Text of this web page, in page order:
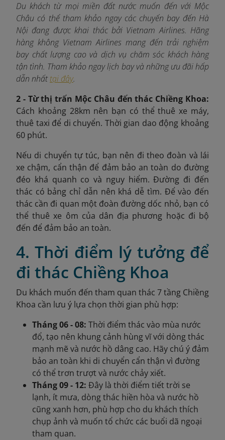
Du khách từ mọi miền đất nước muốn đến với Mộc
Châu có thể tham khảo ngay các chuyến bay đến Hà
Nội đang được khai thác bởi Vietnam Airlines. Hãng
hàng không Vietnam Airlines mang đến trải nghiệm
bay chất lượng cao và dịch vụ chăm sóc khách hàng
tận tình. Tham khảo ngay lịch bay và những ưu đãi hấp
dẫn nhất tại đây.
2 - Từ thị trấn Mộc Châu đến thác Chiềng Khoa:
Cách khoảng 28km nên bạn có thể thuê xe máy,
thuê taxi để di chuyển. Thời gian dao động khoảng
60 phút.
Nếu di chuyển tự túc, bạn nên đi theo đoàn và lái
xe chậm, cẩn thận để đảm bảo an toàn do đường
đéo khá quanh co và nguy hiểm. Đường đi đến
thác có bảng chỉ dẫn nên khá dễ tìm. Để vào đến
thác cần đi quan một đoàn đường dốc nhỏ, bạn có
thể thuê xe ôm của dân địa phương hoặc đi bộ
đến để đảm bảo an toàn.
4. Thời điểm lý tưởng để
đi thác Chiềng Khoa
Du khách muốn đến tham quan thác 7 tầng Chiềng
Khoa cần lưu ý lựa chọn thời gian phù hợp:
Tháng 06 - 08: Thời điểm thác vào mùa nước
đổ, tạo nên khung cảnh hùng vĩ với dòng thác
mạnh mẽ và nước hồ dâng cao. Hãy chú ý đảm
bảo an toàn khi di chuyển cẩn thận vì đường
có thể trơn trượt và nước chảy xiết.
Tháng 09 - 12: Đây là thời điểm tiết trời se
lạnh, ít mưa, dòng thác hiền hòa và nước hồ
cũng xanh hơn, phù hợp cho du khách thích
chụp ảnh và muốn tổ chức các buổi dã ngoại
tham quan.